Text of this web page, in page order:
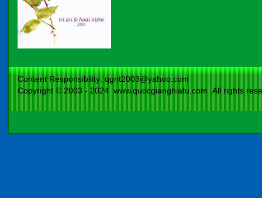
Content Responsibility: qgnt2003@yahoo.com
Copyright © 2003 - 2024 www.quocgianghiatu.com All rights